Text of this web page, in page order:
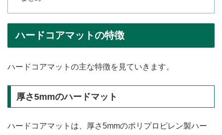
ハードコアマットの特徴
ハードコアマットの主な特徴を見ていきます。
厚さ5mmのハードマット
ハードコアマットは、厚さ5mmのポリプロピレン製ハー